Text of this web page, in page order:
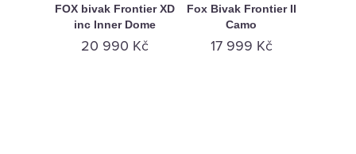
FOX bivak Frontier XD
inc Inner Dome
20 990 Kč
Fox Bivak Frontier II
Camo
17 999 Kč